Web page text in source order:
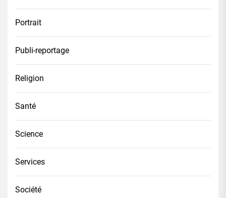
Portrait
Publi-reportage
Religion
Santé
Science
Services
Société